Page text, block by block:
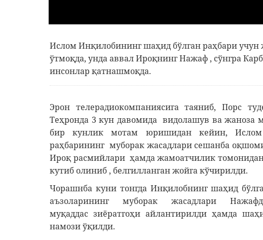
Ислом Инқилобининг шаҳид бўлган раҳбари
ўтмоқда, унда аввал Ироқнинг Нажаф , сўнгра
инсонлар қатнашмоқда.
Эрон телерадиокомпаниясига таяниб, Порс
Теҳронда 3 кун давомида видолашув ва жаноза
бир кунлик мотам юришидан кейин,
раҳбарининг муборак жасадлари сешанба
Ироқ расмийлари ҳамда жамоатчилик
кутиб олиниб , белгилланган жойга кўчирилди.
Чорашнба куни тонгда Инқилобнинг шаҳид
аъзоларининг муборак жасадлари
муқаддас зиёратгоҳи айлантирилди ҳамда
намози ўқилди.